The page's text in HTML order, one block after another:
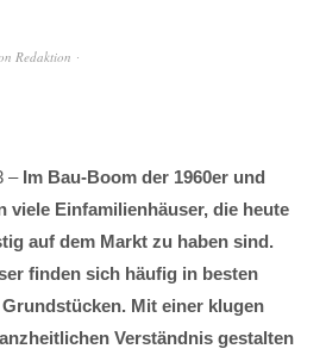
Redaktion
– Im Bau-Boom der 1960er und
viele Einfamilienhäuser, die heute
auf dem Markt zu haben sind.
finden sich häufig in besten
Mit einer klugen
Verständnis gestalten